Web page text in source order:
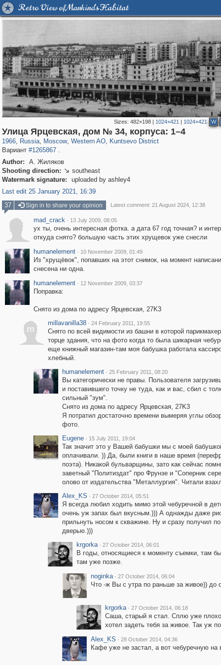
Retro View of Mankind's Habitat
Sizes: 482×198| 1024×421 | 1024×421 W
Улица Ярцевская, дом № 34, корпуса: 1–4
1966, Russia
1,406,716 29,243
, Moscow
319,864 8,286
, Western AO
27,129 310
, Kuntsevo District
1,667 12
Вариант #1265867.
Author:
А. Жиляков
Shooting direction:  southeast
Watermark signature:
uploaded by ashley4
Last edit 25 January 2021, 16:39
37
Sign in to share your opinion Latest comment: 21 August 2024, 12:38
mad_crack · 13 July 2009, 08:05
ух ты, очень интересная фотка. а дата 67 год точная? и
откуда снято? большую часть этих хрущевок уже снесли
humanelement · 10 November 2009, 01:49
Из "хрущёвок", попавших на этот снимок, на момент
снесена ни одна.
humanelement · 12 November 2009, 03:37
Поправка:
Снято из дома по адресу Ярцевская, 27K3
m
millavanilla38 · 24 February 2011, 19:55
Снято по всей видимости из башни в которой
торце здания, что на фото когда то была шикарная
еще книжный магазин-там моя бабушка работала
хлебный.
humanelement · 25 February 2011, 08:20
Вы категорически не правы. Пользователя
и поставившего точку не туда, как и вас, сбил с
сильный "зум".
Снято из дома по адресу Ярцевская, 27K3
Я потратил достаточно времени вымеряя углы
фото.
Eugene · 15 July 2011, 19:04
Так значит это у Вашей бабушки мы с моей
оплачивали. )) Да, были книги в наше время
поэта). Никакой бульварщины, зато как сейчас
заветный "Политиздат" про Фрунзе и "Соперник
олово от издательства "Металлургия". Читали
Alex_KS · 27 October 2014, 05:51
Я всегда любил ходить мимо этой чебуречной в
очень уж запах был вкусным.))) А однажды даже
прильнуть носом к скважине. Ну и сразу получил
дверью.)))
krgorka · 27 October 2014, 06:01
В годы, относящиеся к моменту съемки, там
там уже позже.
noginka · 27 October 2014, 06:04
Что -ж Вы с утра по раньше за живое)) до
krgorka · 27 October 2014, 06:18
Саша, старый я стал. Сплю уже
хотел задеть тебя за живое. Так уж
Alex_KS · 28 October 2014, 04:36
Кафе уже не застал, а вот чебуречную на